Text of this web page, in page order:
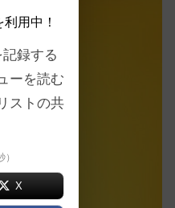
用中！
録する
ーを読む
ストの共
X